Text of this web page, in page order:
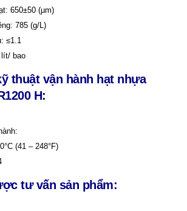
650±50 (µm)
785 (g/L)
≤1.1
bao
thuật vận hành hạt nhựa
H:
(41 – 248°F)
tư vấn sản phẩm: